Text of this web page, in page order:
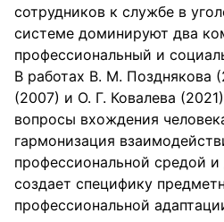
сотрудников к службе в
системе доминируют два
профессиональный и
В работах B. М. Позднякова
(2007) и О. Г. Ковалева
вопросы вхождения
гармонизация
профессиональной средой
создает специфику
профессиональной